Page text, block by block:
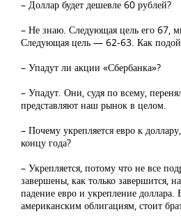
– Доллар будет дешевле 60 рублей?
– Не знаю. Следующая цель его 67,
Следующая цель — 62-63. Как
– Упадут ли акции «Сбербанка»?
– Упадут. Они, судя по всему,
представляют наш рынок в целом.
– Почему укрепляется евро к
концу года?
– Укрепляется, потому что не все
завершены, как только завершится,
падение евро и укрепление
американским облигациям, стоит